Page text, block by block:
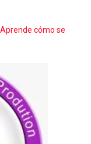
Aprende cómo se